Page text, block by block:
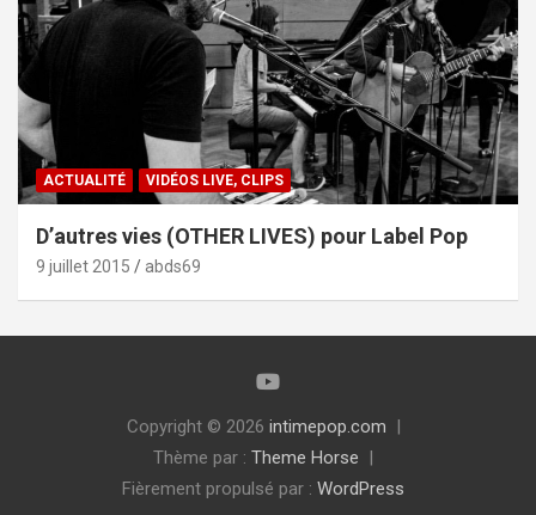
ACTUALITÉ VIDÉOS LIVE, CLIPS
D’autres vies (OTHER LIVES) pour Label Pop
9 juillet 2015 abds69
Copyright © 2026 intimepop.com
Thème par : Theme Horse
Fièrement propulsé par : WordPress